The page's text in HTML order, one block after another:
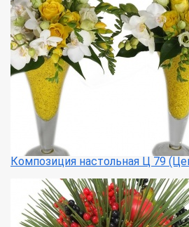
Композиция настольная Ц 79